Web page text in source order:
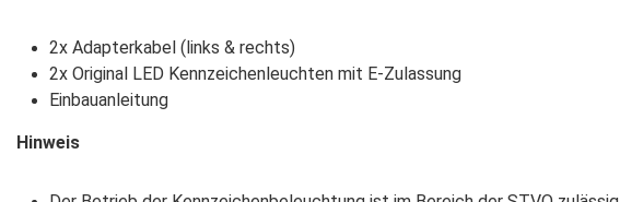
2x Adapterkabel (links & rechts)
2x Original LED Kennzeichenleuchten mit E-Zulassung
Einbauanleitung
Hinweis